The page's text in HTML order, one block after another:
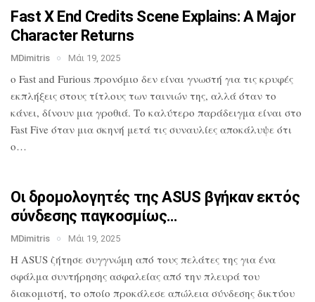
Fast X End Credits Scene Explains: AMajor
Character Returns
MDimitris Μάι 19, 2025
ο Fast and Furious προνόμιο δεν είναι γνωστή για τις κρυφές
εκπλήξεις στους τίτλους των ταινιών της, αλλά όταν το
κάνει, δίνουν μια γροθιά. Το καλύτερο παράδειγμα είναι στο
Fast Five όταν μια σκηνή μετά τις συναυλίες αποκάλυψε ότι
ο…
Οι δρομολογητές της ASUS βγήκαν εκτός
σύνδεσης παγκοσμίως…
MDimitris Μάι 19, 2025
Η ASUS ζήτησε συγγνώμη από τους πελάτες της για ένα
σφάλμα συντήρησης ασφαλείας από την πλευρά του
διακομιστή, το οποίο προκάλεσε απώλεια σύνδεσης δικτύου